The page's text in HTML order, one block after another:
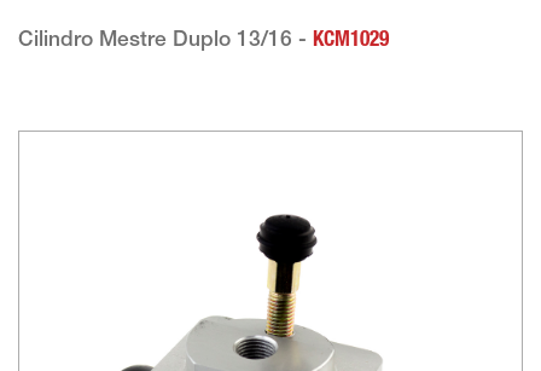
Cilindro Mestre Duplo 13/16 - KCM1029